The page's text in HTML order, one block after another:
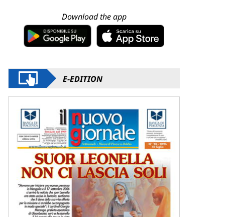
Download the app
E-EDITION